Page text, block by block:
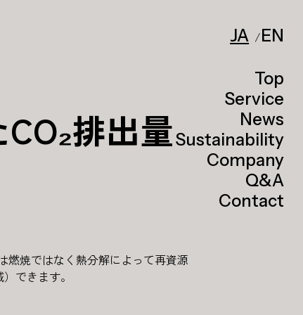
JA EN
Top
Service
News
Sustainability
Company
Q&A
Contact
排出量
燃焼ではなく熱分解によって再資源
できます。